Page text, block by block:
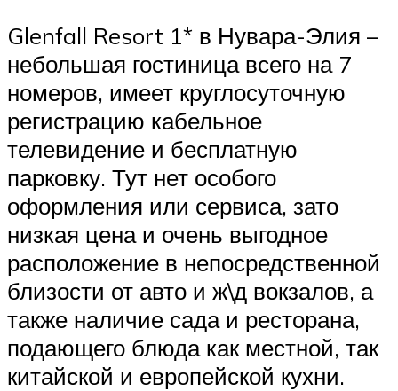
Glenfall Resort 1* в Нувара-Элия –
небольшая гостиница всего на 7
номеров, имеет круглосуточную
регистрацию кабельное
телевидение и бесплатную
парковку. Тут нет особого
оформления или сервиса, зато
низкая цена и очень выгодное
расположение в непосредственной
близости от авто и ж\д вокзалов, а
также наличие сада и ресторана,
подающего блюда как местной, так
китайской и европейской кухни.